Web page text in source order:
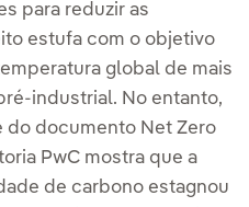
para reduzir as
estufa com o objetivo
global de mais
industrial. No entanto,
do documento Net Zero
PwC mostra que a
de carbono estagnou